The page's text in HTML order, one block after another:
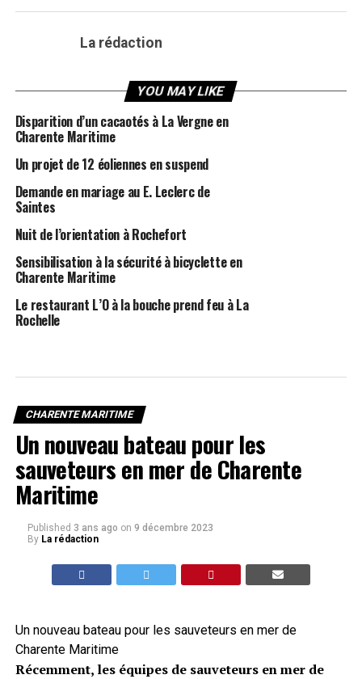
La rédaction
YOU MAY LIKE
Disparition d’un cacaotés à La Vergne en
Charente Maritime
Un projet de 12 éoliennes en suspend
Demande en mariage au E. Leclerc de
Saintes
Nuit de l’orientation à Rochefort
Sensibilisation à la sécurité à bicyclette en
Charente Maritime
Le restaurant L’O à la bouche prend feu à La
Rochelle
CHARENTE MARITIME
Un nouveau bateau pour les
sauveteurs en mer de Charente
Maritime
Published 3 ans ago on 9 décembre 2023
By La rédaction
Un nouveau bateau pour les sauveteurs en mer de
Charente Maritime
Récemment, les équipes de sauveteurs en mer de